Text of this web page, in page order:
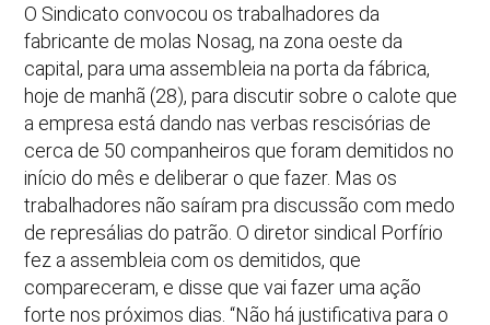
O Sindicato convocou os trabalhadores da
fabricante de molas Nosag, na zona oeste da
capital, para uma assembleia na porta da fábrica,
hoje de manhã (28), para discutir sobre o calote que
a empresa está dando nas verbas rescisórias de
cerca de 50 companheiros que foram demitidos no
início do mês e deliberar o que fazer. Mas os
trabalhadores não saíram pra discussão com medo
de represálias do patrão. O diretor sindical Porfírio
fez a assembleia com os demitidos, que
compareceram, e disse que vai fazer uma ação
forte nos próximos dias. “Não há justificativa para o